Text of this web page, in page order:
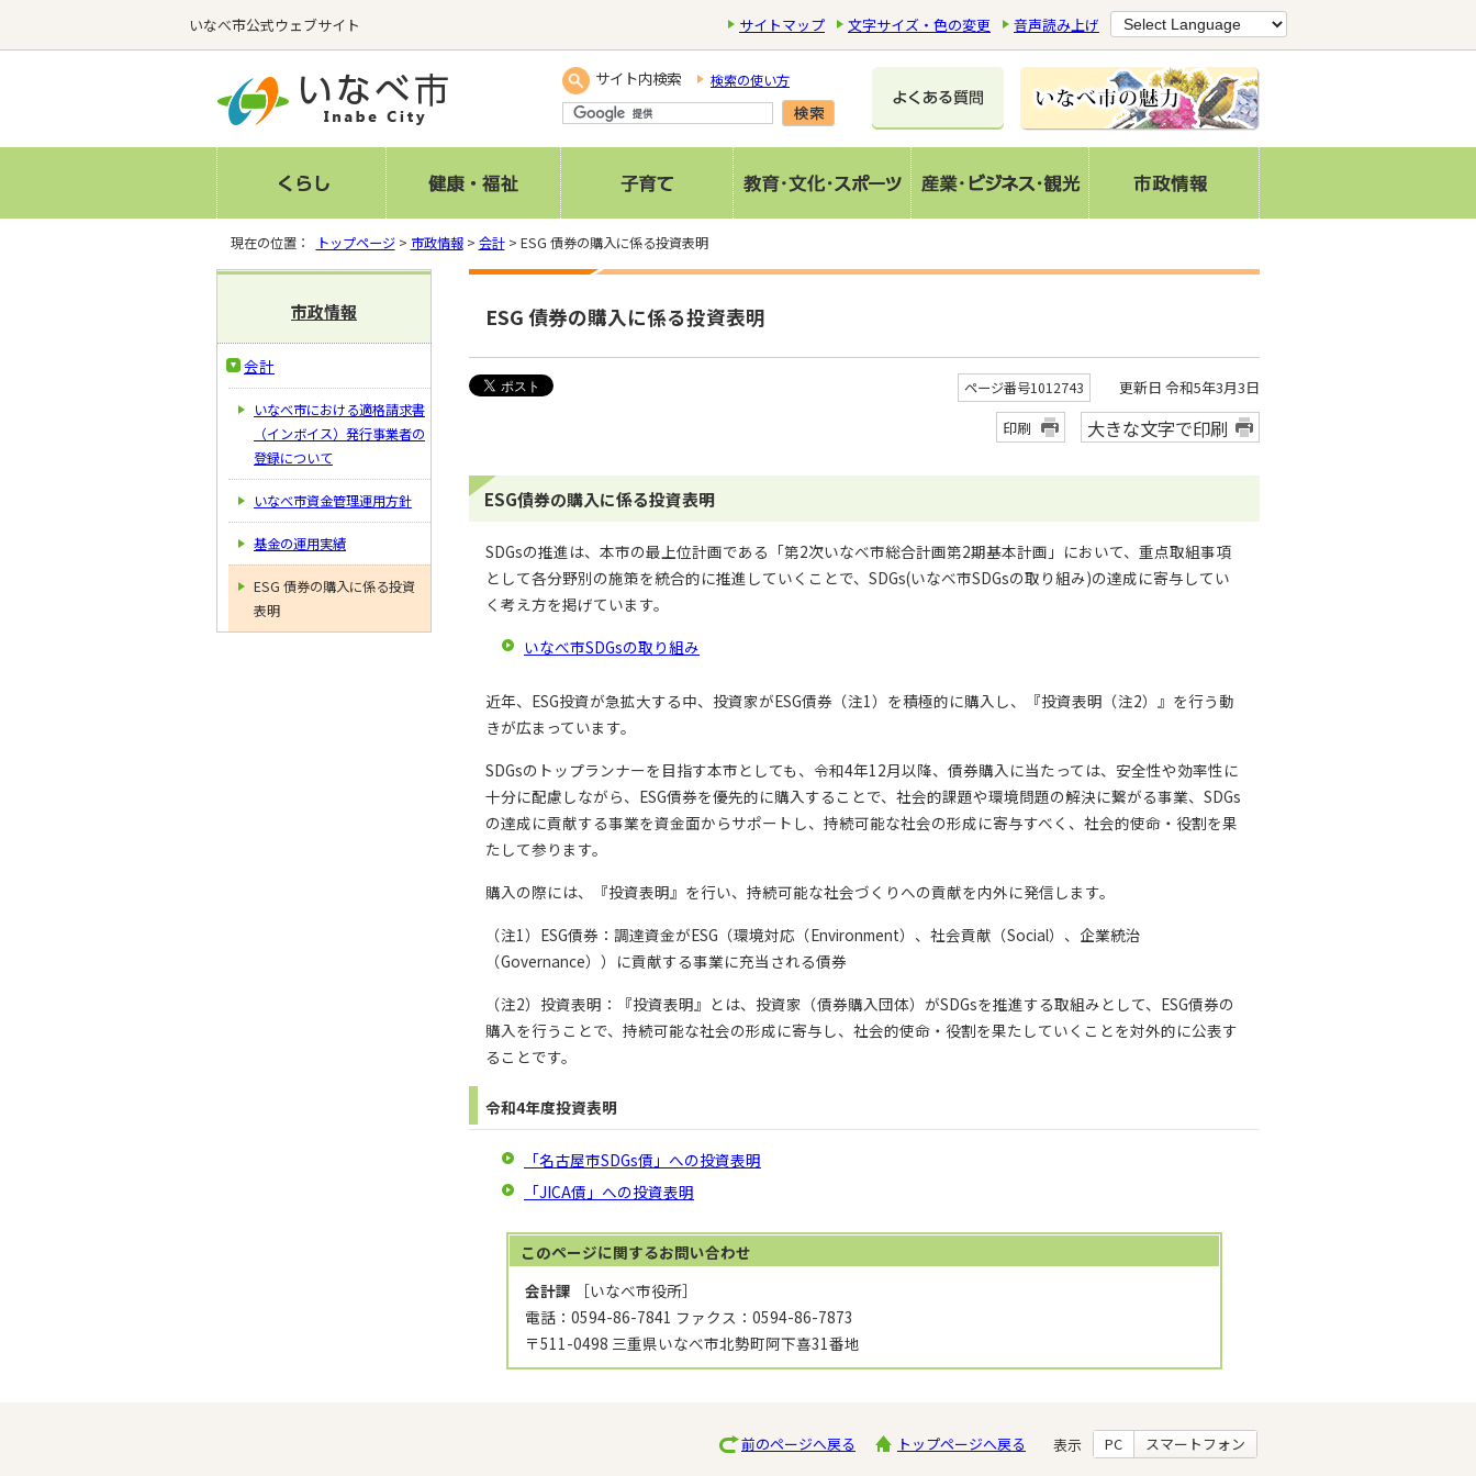
いなべ市公式ウェブサイト サイトマップ 文字サイズ・色の変更 音声読み上げ
サイト内検索 検索の使い方
現在の位置： トップページ> 市政情報> 会計> ESG 債券の購入に係る投資表明
ESG 債券の購入に係る投資表明
ページ番号1012743
更新日 令和5年3月3日
印刷
大きな文字で印刷
ESG債券の購入に係る投資表明
SDGsの推進は、本市の最上位計画である「第2次いなべ市総合計画第2期基本計画」において、重点取組事項
として各分野別の施策を統合的に推進していくことで、SDGs(いなべ市SDGsの取り組み)の達成に寄与してい
く考え方を掲げています。
いなべ市SDGsの取り組み
近年、ESG投資が急拡大する中、投資家がESG債券（注1）を積極的に購入し、『投資表明（注2）』を行う動
きが広まっています。
SDGsのトップランナーを目指す本市としても、令和4年12月以降、債券購入に当たっては、安全性や効率性に
十分に配慮しながら、ESG債券を優先的に購入することで、社会的課題や環境問題の解決に繋がる事業、SDGs
の達成に貢献する事業を資金面からサポートし、持続可能な社会の形成に寄与すべく、社会的使命・役割を果
たして参ります。
購入の際には、『投資表明』を行い、持続可能な社会づくりへの貢献を内外に発信します。
（注1）ESG債券：調達資金がESG（環境対応（Environment）、社会貢献（Social）、企業統治
（Governance））に貢献する事業に充当される債券
（注2）投資表明：『投資表明』とは、投資家（債券購入団体）がSDGsを推進する取組みとして、ESG債券の
購入を行うことで、持続可能な社会の形成に寄与し、社会的使命・役割を果たしていくことを対外的に公表す
ることです。
令和4年度投資表明
「名古屋市SDGs債」への投資表明
「JICA債」への投資表明
このページに関するお問い合わせ
会計課
［いなべ市役所］
電話：0594-86-7841 ファクス：0594-86-7873
〒511-0498 三重県いなべ市北勢町阿下喜31番地
市政情報
会計
いなべ市における適格請求書
（インボイス）発行事業者の
登録について
いなべ市資金管理運用方針
基金の運用実績
ESG 債券の購入に係る投資
表明
前のページへ戻る トップページへ戻る 表示 PC スマートフォン